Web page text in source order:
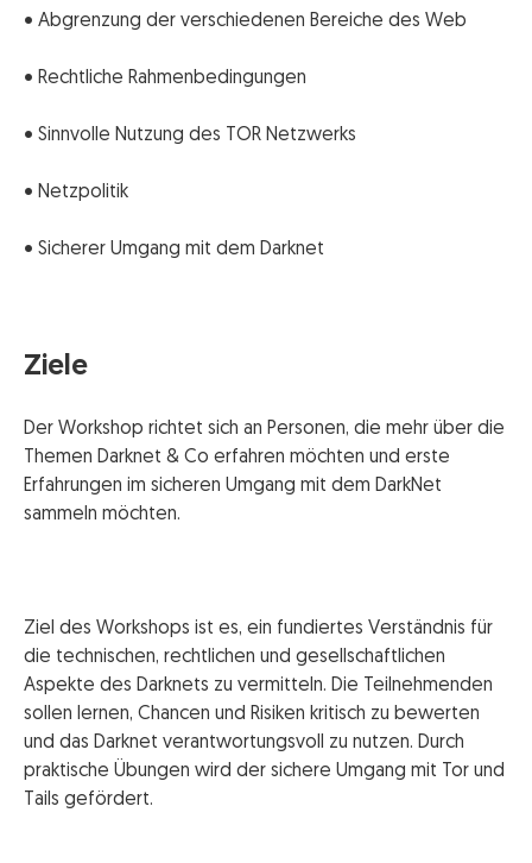
• Abgrenzung der verschiedenen Bereiche des Web
• Rechtliche Rahmenbedingungen
• Sinnvolle Nutzung des TOR Netzwerks
• Netzpolitik
• Sicherer Umgang mit dem Darknet
Ziele
Der Workshop richtet sich an Personen, die mehr über die
Themen Darknet & Co erfahren möchten und erste
Erfahrungen im sicheren Umgang mit dem DarkNet
sammeln möchten.
Ziel des Workshops ist es, ein fundiertes Verständnis für
die technischen, rechtlichen und gesellschaftlichen
Aspekte des Darknets zu vermitteln. Die Teilnehmenden
sollen lernen, Chancen und Risiken kritisch zu bewerten
und das Darknet verantwortungsvoll zu nutzen. Durch
praktische Übungen wird der sichere Umgang mit Tor und
Tails gefördert.